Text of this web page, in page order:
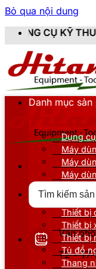
Bỏ qua nội dung
HITAMI -
Văn
T2 - T7
Danh mục sản
Dụng
Máy
Máy
Máy
Thiết bị
Thiết bị
Thiết bị
Thiết bị
Tủ đồ
Thang